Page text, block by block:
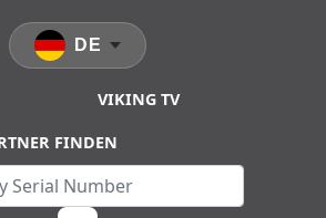
VIKING TV
FINDEN
DE